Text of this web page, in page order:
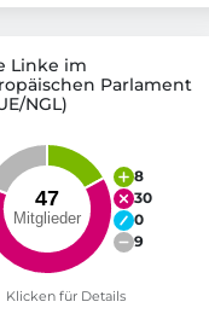
Linke im
Parlament
NGL)
8
30
0
9
Klicken für Details